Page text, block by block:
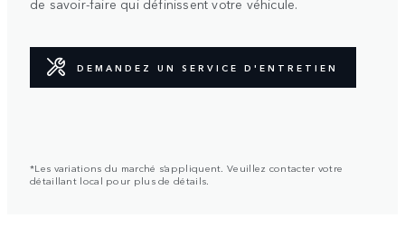
de savoir-faire qui définissent votre véhicule.
DEMANDEZ UN SERVICE D'ENTRETIEN
*Les variations du marché s’appliquent. Veuillez contacter votre
détaillant local pour plus de détails.